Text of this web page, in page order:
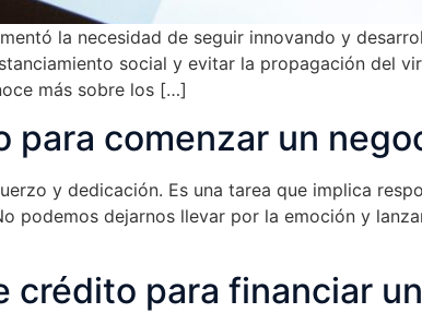
la necesidad de seguir innovando y
social y evitar la propagación del
más sobre los […]
para comenzar un
y dedicación. Es una tarea que implica
podemos dejarnos llevar por la emoción y
crédito para financiar